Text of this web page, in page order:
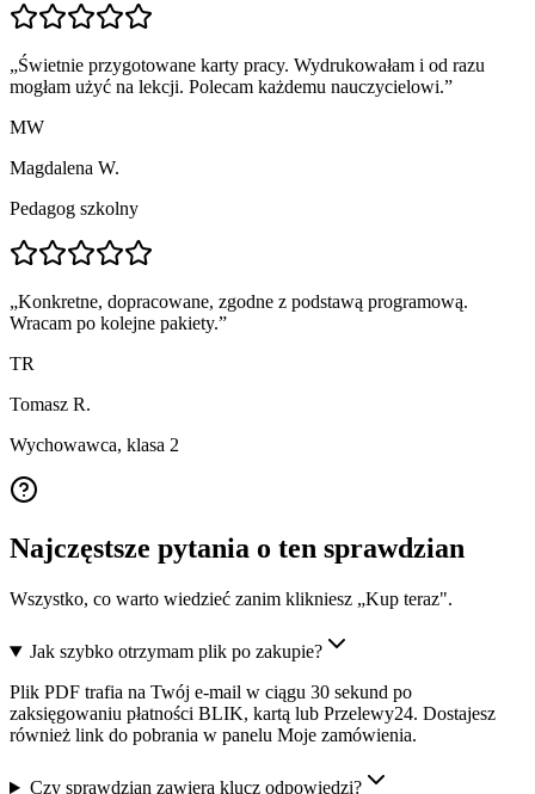
„Świetnie przygotowane karty pracy. Wydrukowałam i od razu
mogłam użyć na lekcji. Polecam każdemu nauczycielowi.”
MW
Magdalena W.
Pedagog szkolny
„Konkretne, dopracowane, zgodne z podstawą programową.
Wracam po kolejne pakiety.”
TR
Tomasz R.
Wychowawca, klasa 2
Najczęstsze pytania o ten sprawdzian
Wszystko, co warto wiedzieć zanim klikniesz „Kup teraz".
Jak szybko otrzymam plik po zakupie?
Plik PDF trafia na Twój e-mail w ciągu 30 sekund po
zaksięgowaniu płatności BLIK, kartą lub Przelewy24. Dostajesz
również link do pobrania w panelu Moje zamówienia.
Czy sprawdzian zawiera klucz odpowiedzi?